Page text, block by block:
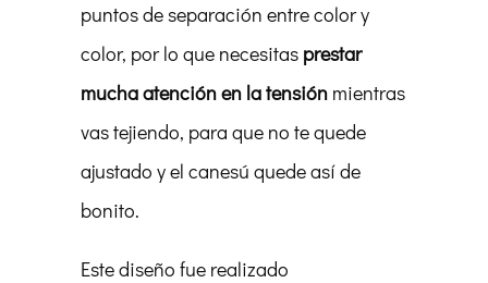
puntos de separación entre color y
color, por lo que necesitas prestar
mucha atención en la tensión mientras
vas tejiendo, para que no te quede
ajustado y el canesú quede así de
bonito.
Este diseño fue realizado